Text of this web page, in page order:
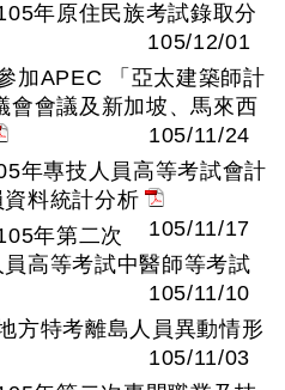
年原住民族考試錄取分
105/12/01
加APEC 「亞太建築師計
會會議及新加坡、馬來西
105/11/24
年專技人員高等考試會計
料統計分析
105/11/17
年第二次
高等考試中醫師等考試
105/11/10
方特考離島人員異動情形
105/11/03